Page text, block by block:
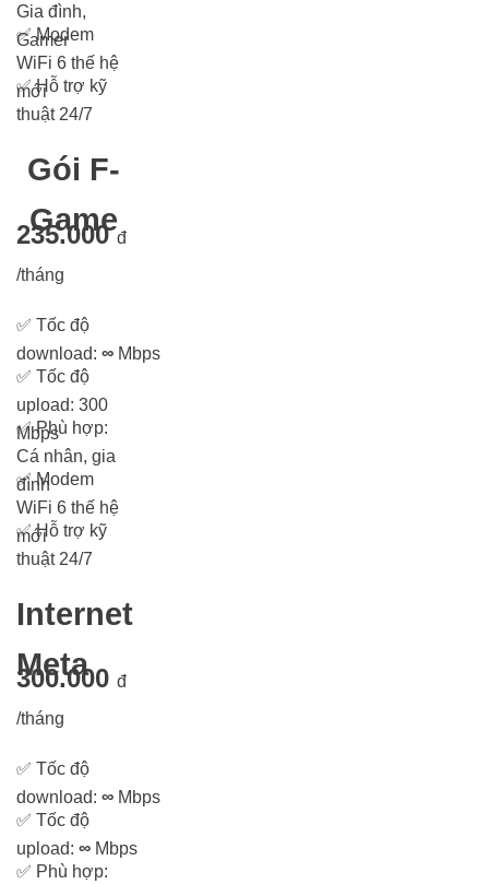
Gia đình,
Gamer
✅Modem
WiFi 6 thế hệ
mới
✅Hỗ trợ kỹ
thuật 24/7
Gói F-
Game
235.000 đ
/tháng
✅ Tốc độ
download: ∞ Mbps
✅ Tốc độ
upload: 300
Mbps
✅Phù hợp:
Cá nhân, gia
đình
✅Modem
WiFi 6 thế hệ
mới
✅Hỗ trợ kỹ
thuật 24/7
Internet
Meta
300.000 đ
/tháng
✅ Tốc độ
download: ∞ Mbps
✅ Tốc độ
upload: ∞ Mbps
✅ Phù hợp: